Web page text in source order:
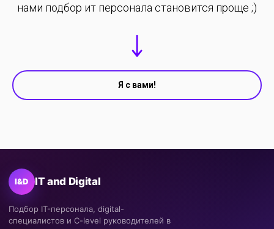
нами подбор ит персонала становится проще ;)
Я с вами!
I&D IT and Digital
Подбор IT-персонала, digital-
специалистов и C-level руководителей в